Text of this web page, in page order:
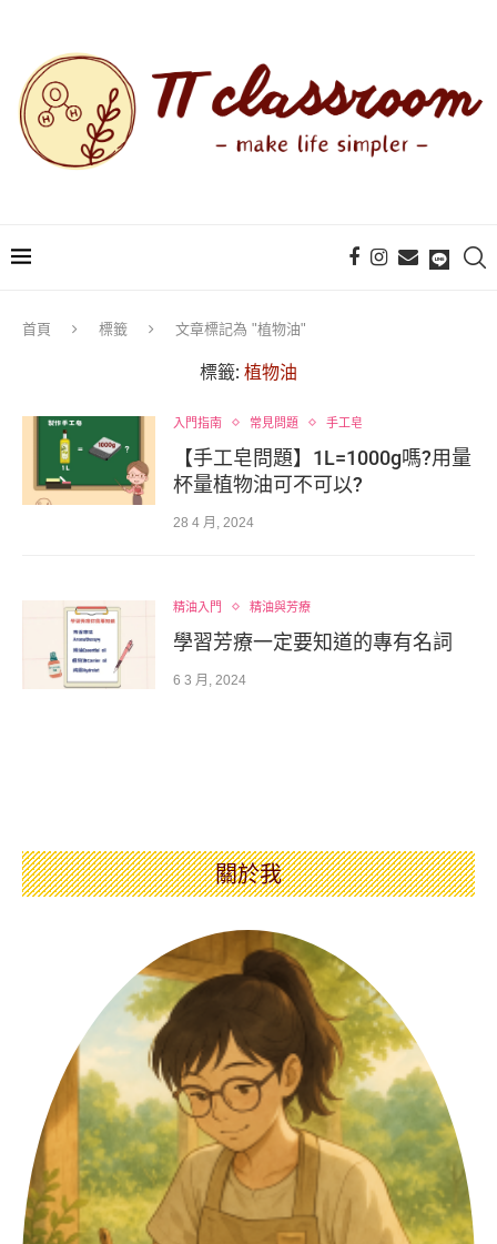
首頁 標籤 文章標記為 "植物油"
標籤: 植物油
入門指南 常見問題 手工皂
【手工皂問題】1L=1000g嗎?用量
杯量植物油可不可以?
28 4 月, 2024
精油入門 精油與芳療
學習芳療一定要知道的專有名詞
6 3 月, 2024
關於我